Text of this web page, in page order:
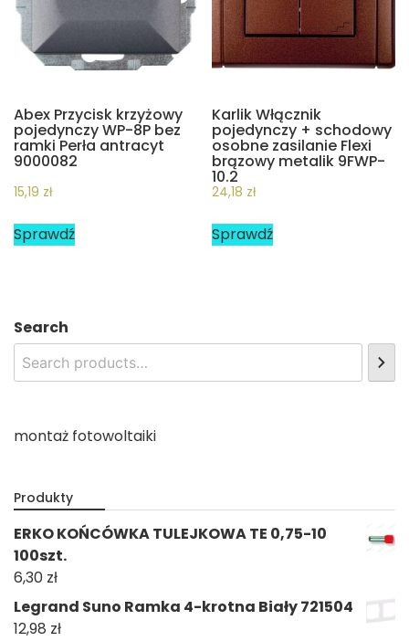
Abex Przycisk krzyżowy
pojedynczy WP-8P bez
ramki Perła antracyt
9000082
15,19 zł
Sprawdź
Karlik Włącznik
pojedynczy + schodowy
osobne zasilanie Flexi
brązowy metalik 9FWP-
10.2
24,18 zł
Sprawdź
Search
montaż fotowoltaiki
Produkty
ERKO KOŃCÓWKA TULEJKOWA TE 0,75-10
100szt.
6,30 zł
Legrand Suno Ramka 4-krotna Biały 721504
12,98 zł